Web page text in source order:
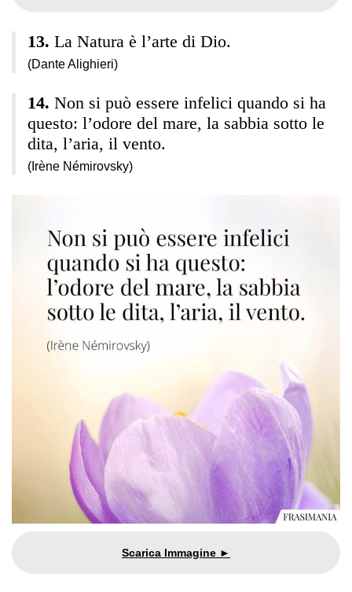
La Natura è l’arte di Dio.
(Dante Alighieri)
Non si può essere infelici quando si ha
questo: l’odore del mare, la sabbia sotto le
dita, l’aria, il vento.
(Irène Némirovsky)